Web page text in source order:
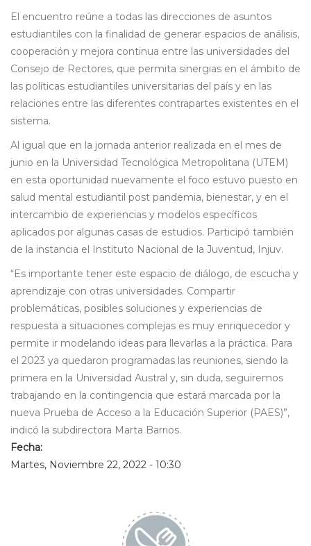
El encuentro reúne a todas las direcciones de asuntos
estudiantiles con la finalidad de generar espacios de análisis,
cooperación y mejora continua entre las universidades del
Consejo de Rectores, que permita sinergias en el ámbito de
las políticas estudiantiles universitarias del país y en las
relaciones entre las diferentes contrapartes existentes en el
sistema.
Al igual que en la jornada anterior realizada en el mes de
junio en la Universidad Tecnológica Metropolitana (UTEM)
en esta oportunidad nuevamente el foco estuvo puesto en
salud mental estudiantil post pandemia, bienestar, y en el
intercambio de experiencias y modelos específicos
aplicados por algunas casas de estudios. Participó también
de la instancia el Instituto Nacional de la Juventud, Injuv.
“Es importante tener este espacio de diálogo, de escucha y
aprendizaje con otras universidades. Compartir
problemáticas, posibles soluciones y experiencias de
respuesta a situaciones complejas es muy enriquecedor y
permite ir modelando ideas para llevarlas a la práctica. Para
el 2023 ya quedaron programadas las reuniones, siendo la
primera en la Universidad Austral y, sin duda, seguiremos
trabajando en la contingencia que estará marcada por la
nueva Prueba de Acceso a la Educación Superior (PAES)”,
indicó la subdirectora Marta Barrios.
Fecha:
Martes, Noviembre 22, 2022 - 10:30